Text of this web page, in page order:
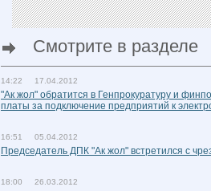
Смотрите в разделе
14:22 17.04.2012
"Ак жол" обратится в Генпрокуратуру и
платы за подключение предприятий к
16:51 05.04.2012
Председатель ДПК "Ак жол" встретился с
18:00 26.03.2012